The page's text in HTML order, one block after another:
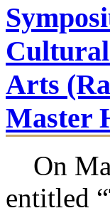
Arts
Master
On
entitled